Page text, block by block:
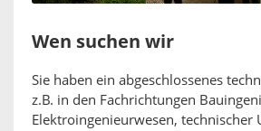
Wen suchen wir
Sie haben ein abgeschlossenes
z.B. in den Fachrichtungen
Elektroingenieurwesen, technischer